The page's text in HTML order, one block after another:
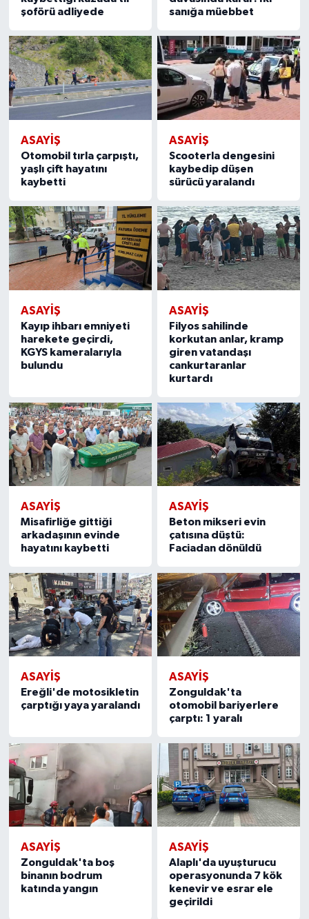
şoförü adliyede
sanığa müebbet
ASAYIŞ
Otomobil tırla çarpıştı,
yaşlı çift hayatını
kaybetti
ASAYIŞ
Scooterla dengesini
kaybedip düşen
sürücü yaralandı
ASAYIŞ
Kayıp ihbarı emniyeti
harekete geçirdi,
KGYS kameralarıyla
bulundu
ASAYIŞ
Filyos sahilinde
korkutan anlar, kramp
giren vatandaşı
cankurtaranlar
kurtardı
ASAYIŞ
Misafirliğe gittiği
arkadaşının evinde
hayatını kaybetti
ASAYIŞ
Beton mikseri evin
çatısına düştü:
Faciadan dönüldü
ASAYIŞ
Ereğli'de motosikletin
çarptığı yaya yaralandı
ASAYIŞ
Zonguldak'ta
otomobil bariyerlere
çarptı: 1 yaralı
ASAYIŞ
Zonguldak'ta boş
binanın bodrum
katında yangın
ASAYIŞ
Alaplı'da uyuşturucu
operasyonunda 7 kök
kenevir ve esrar ele
geçirildi